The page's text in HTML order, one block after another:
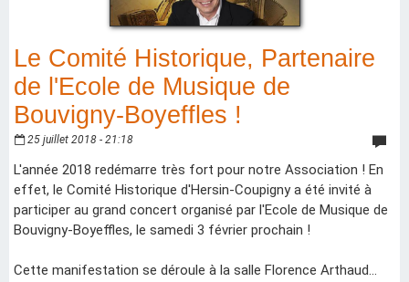
Le Comité Historique, Partenaire
de l'Ecole de Musique de
Bouvigny-Boyeffles !
25 juillet 2018 - 21:18
L'année 2018 redémarre très fort pour notre Association ! En
effet, le Comité Historique d'Hersin-Coupigny a été invité à
participer au grand concert organisé par l'Ecole de Musique de
Bouvigny-Boyeffles, le samedi 3 février prochain !
Cette manifestation se déroule à la salle Florence Arthaud...